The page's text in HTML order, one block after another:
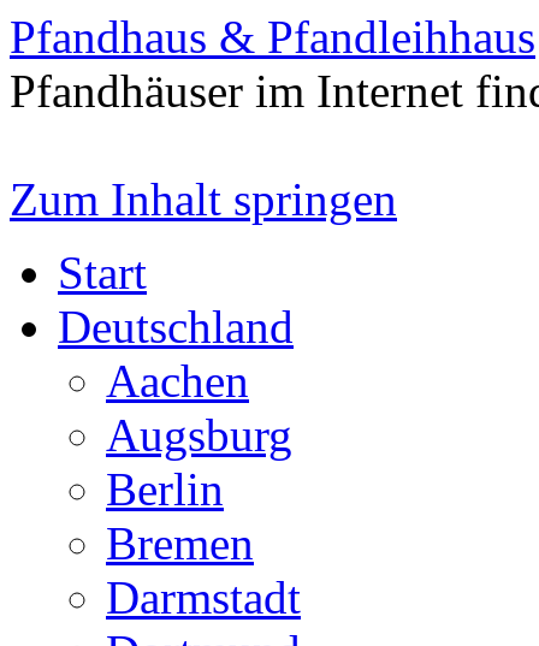
Pfandhaus & Pfandleihhaus
Pfandhäuser im Internet
Zum Inhalt springen
Start
Deutschland
Aachen
Augsburg
Berlin
Bremen
Darmstadt